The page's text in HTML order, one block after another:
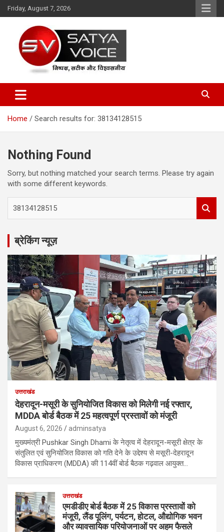
Skip
to
Friday, August 7, 2026
Satya Voice
Home Search results for: 38134128515
Nothing Found
Sorry, but nothing matched your search terms. Please try again
with some different keywords.
r
h
ब्रेकिंग न्यूज़
उत्तराखंड
देहरादून-मसूरी के सुनियोजित विकास को मिलेगी नई रफ्तार,
MDDA बोर्ड बैठक में 25 महत्वपूर्ण प्रस्तावों को मंजूरी
August 6, 2026 adminsatya
मुख्यमंत्री Pushkar Singh Dhami के नेतृत्व में देहरादून-मसूरी क्षेत्र के
संतुलित एवं सुनियोजित विकास को गति देने के उद्देश्य से मसूरी-देहरादून
विकास प्राधिकरण (MDDA) की 114वीं बोर्ड बैठक गढ़वाल आयुक्त…
उत्तराखंड
एमडीडीए बोर्ड बैठक में 25 विकास प्रस्तावों को
मंजूरी, लैंड पूलिंग, पर्यटन, होटल, औद्योगिक भवन
और व्यावसायिक परियोजनाओं पर अहम फैसले